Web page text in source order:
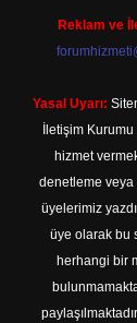
Reklam ve
Yasal Uyarı:
İletişim
hizmet
denetleme veya
üyelerimiz
üye olarak bu
herhangi bir